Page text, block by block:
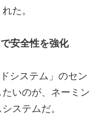
た。
安全性を強化
システム」のセン
いのが、ネーミン
ステムだ。